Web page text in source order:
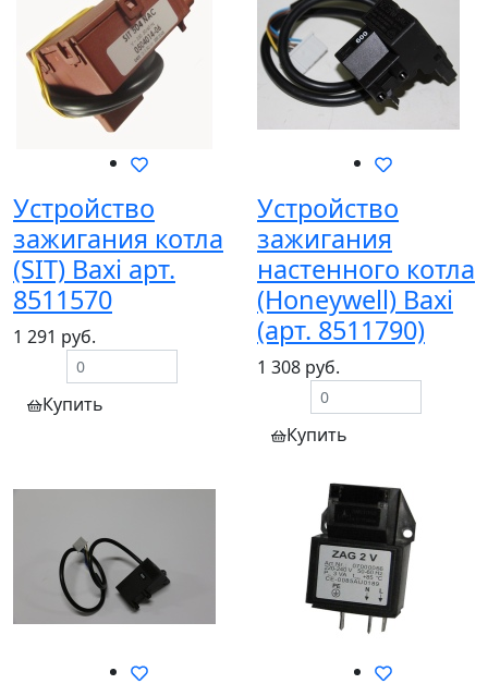
Устройство
зажигания котла
(SIT) Baxi арт.
8511570
1 291 руб.
Купить
Устройство
зажигания
настенного котла
(Honeywell) Baxi
(арт. 8511790)
1 308 руб.
Купить